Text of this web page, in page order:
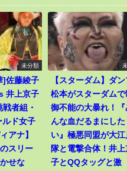
未分類
]佐藤綾子
井上京子
者組・
ルド女子
アナ】
スリー
せな
【スターダム】ダ
松本がスターダムで
御不能の大暴れ！『
んな血だるまにした
い』極悪同盟が大江
隊と電撃合体！井上
子とQQタッグと激